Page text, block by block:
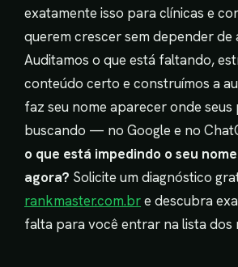
exatamente isso para clínicas e
querem crescer sem depender de
Auditamos o que está faltando,
conteúdo certo e construímos a
faz seu nome aparecer onde seus
buscando — no Google e no
o que está impedindo o seu
agora? Solicite um diagnóstico
rankmaster.com.bre descubra
falta para você entrar na lista dos